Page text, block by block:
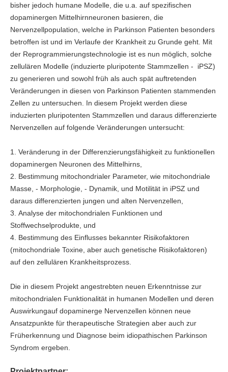
bisher jedoch humane Modelle, die u.a. auf spezifischen
dopaminergen Mittelhirnneuronen basieren, die
Nervenzellpopulation, welche in Parkinson Patienten besonders
betroffen ist und im Verlaufe der Krankheit zu Grunde geht. Mit
der Reprogrammierungstechnologie ist es nun möglich, solche
zellulären Modelle (induzierte pluripotente Stammzellen - iPSZ)
zu generieren und sowohl früh als auch spät auftretenden
Veränderungen in diesen von Parkinson Patienten stammenden
Zellen zu untersuchen. In diesem Projekt werden diese
induzierten pluripotenten Stammzellen und daraus differenzierte
Nervenzellen auf folgende Veränderungen untersucht:
Veränderung in der Differenzierungsfähigkeit zu funktionellen
dopaminergen Neuronen des Mittelhirns,
Bestimmung mitochondrialer Parameter, wie mitochondriale
Masse, - Morphologie, - Dynamik, und Motilität in iPSZ und
daraus differenzierten jungen und alten Nervenzellen,
Analyse der mitochondrialen Funktionen und
Stoffwechselprodukte, und
Bestimmung des Einflusses bekannter Risikofaktoren
(mitochondriale Toxine, aber auch genetische Risikofaktoren)
auf den zellulären Krankheitsprozess.
Die in diesem Projekt angestrebten neuen Erkenntnisse zur
mitochondrialen Funktionalität in humanen Modellen und deren
Auswirkungauf dopaminerge Nervenzellen können neue
Ansatzpunkte für therapeutische Strategien aber auch zur
Früherkennung und Diagnose beim idiopathischen Parkinson
Syndrom ergeben.